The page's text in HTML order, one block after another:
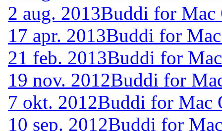
2 aug. 2013Buddi for Mac
17 apr. 2013Buddi for
21 feb. 2013Buddi for
19 nov. 2012Buddi for
7 okt. 2012Buddi for Mac
10 sep. 2012Buddi for